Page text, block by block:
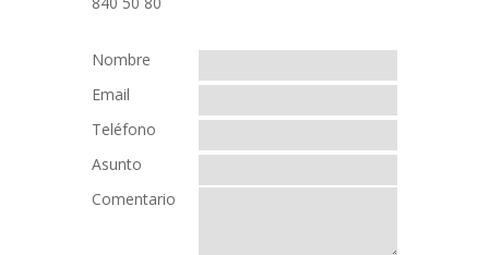
Nombre
Email
Teléfono
Asunto
Comentario